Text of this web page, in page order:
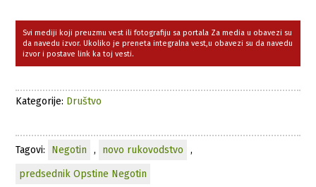
Svi mediji koji preuzmu vest ili fotografiju sa portala Za media u obavezi su
da navedu izvor. Ukoliko je preneta integralna vest,u obavezi su da navedu
izvor i postave link ka toj vesti.
Kategorije: Društvo
Tagovi: Negotin , novo rukovodstvo
,
predsednik Opstine Negotin